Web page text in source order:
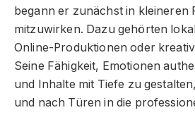
begann er zunächst in kleineren
mitzuwirken. Dazu gehörten
Online-Produktionen oder
Seine Fähigkeit, Emotionen
und Inhalte mit Tiefe zu
und nach Türen in die